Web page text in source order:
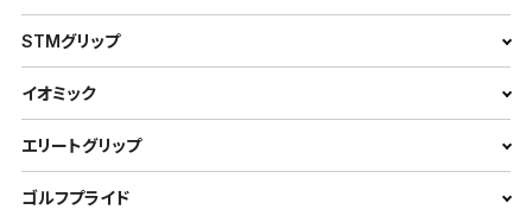
STMグリップ
イオミック
エリートグリップ
ゴルフプライド